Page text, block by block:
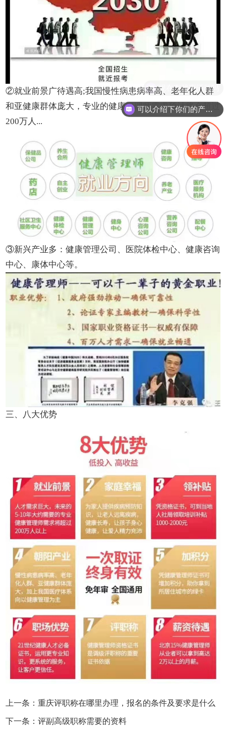
②就业前景广待遇高;我国慢性病患病率高、老年化人群
和亚健康群体庞大，专业的健康管理师需求预计将会超过
200万人...
③新兴产业多：健康管理公司、医院体检中心、健康咨询
中心、康体中心等。
三、八大优势
上一条：重庆评职称在哪里办理，报名的条件及要求是什么
下一条：评副高级职称需要的资料
可以介绍下你们的产品么